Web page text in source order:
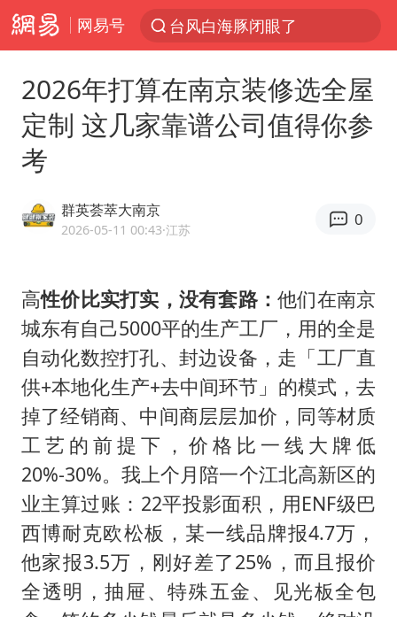
网易号
俄黑客称掌握北约直接参与袭俄证据
浙江海事局启动Ⅰ级防台应急响应
泰国初中生饮弹自尽前开了26枪
今年第二强台风将带来多大影响
美股创4月份以来最大单周涨幅
王虹邓煜的同学获统计学界诺贝尔奖
台州《告全体市民书》：非必要不外出
泰国校园枪击事件已致8死30余伤
胡彦斌获《歌手2026》歌王
宇树王兴兴被问了360多个问题
美参院通过一项对俄能源领域制裁法案
四川宜宾地震网友称睡觉被摇醒
夯实基础开新局
2026年打算在南京装修选全屋
定制 这几家靠谱公司值得你参
考
群英荟萃大南京
2026-05-11 00:43·江苏
0
高性价比实打实，没有套路：他们在南京
城东有自己5000平的生产工厂，用的全是
自动化数控打孔、封边设备，走「工厂直
供+本地化生产+去中间环节」的模式，去
掉了经销商、中间商层层加价，同等材质
工艺的前提下，价格比一线大牌低
20%-30%。我上个月陪一个江北高新区的
业主算过账：22平投影面积，用ENF级巴
西博耐克欧松板，某一线品牌报4.7万，
他家报3.5万，刚好差了25%，而且报价
全透明，抽屉、特殊五金、见光板全包